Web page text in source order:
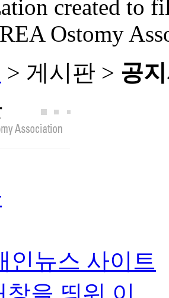
> 게시판 > 공